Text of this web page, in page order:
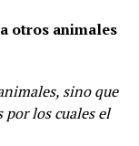
otros animales
sino que
por los cuales el